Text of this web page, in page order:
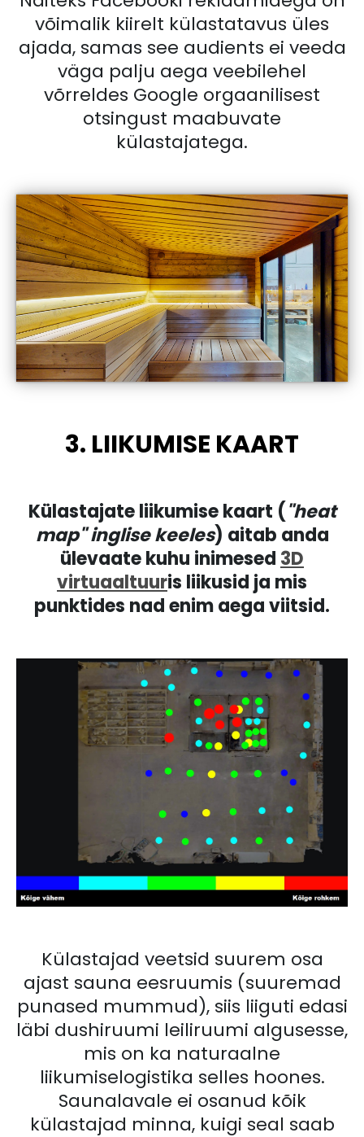
võimalik kiirelt külastatavus üles
ajada, samas see audients ei veeda
väga palju aega veebilehel
võrreldes Google orgaanilisest
otsingust maabuvate
külastajatega.
3. LIIKUMISE KAART
Külastajate liikumise kaart ("heat
map" inglise keeles) aitab anda
ülevaate kuhu inimesed 3D
virtuaaltuuris liikusid ja mis
punktides nad enim aega viitsid.
Külastajad veetsid suurem osa
ajast sauna eesruumis (suuremad
punased mummud), siis liiguti edasi
läbi dushiruumi leiliruumi algusesse,
mis on ka naturaalne
liikumiselogistika selles hoones.
Saunalavale ei osanud kõik
külastajad minna, kuigi seal saab